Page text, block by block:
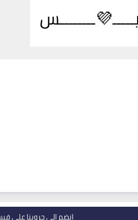
انضم إلى جروبنا على